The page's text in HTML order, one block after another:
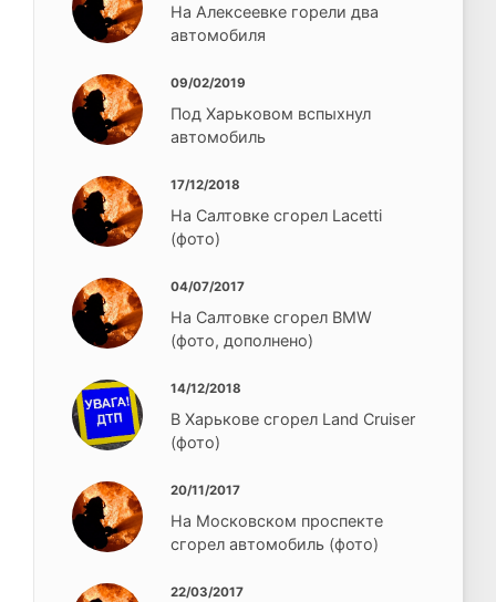
На Алексеевке горели два
автомобиля
09/02/2019
Под Харьковом вспыхнул
автомобиль
17/12/2018
На Салтовке сгорел Lacetti
(фото)
04/07/2017
На Салтовке сгорел BMW
(фото, дополнено)
14/12/2018
В Харькове сгорел Land Cruiser
(фото)
20/11/2017
На Московском проспекте
сгорел автомобиль (фото)
22/03/2017